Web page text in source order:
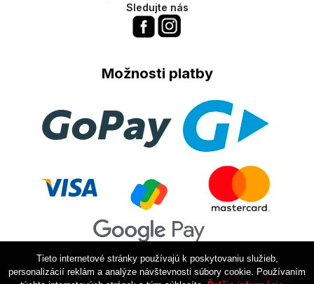
Sledujte nás
Možnosti platby
Tieto internetové stránky používajú k poskytovaniu služieb,
personalizácií reklám a analýze návštevnosti súbory cookie. Používaním